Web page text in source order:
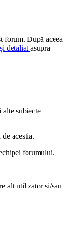
forum. După aceea
detaliat asupra
alte subiecte
acestia.
forumului.
alt utilizator si/sau